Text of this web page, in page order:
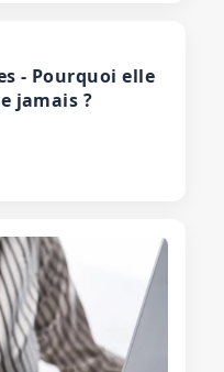
- Pourquoi elle
jamais ?